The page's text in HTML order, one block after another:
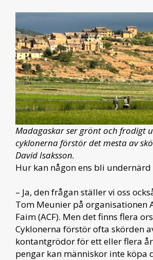
Madagaskar ser grönt och frodigt
cyklonerna förstör det mesta av
David Isaksson.
Hur kan någon ens bli undernärd
– Ja, den frågan ställer vi oss
Tom Meunier på organisationen
Faim (ACF). Men det finns flera
Cyklonerna förstör ofta skörden
kontantgrödor för ett eller flera
pengar kan människor inte köpa